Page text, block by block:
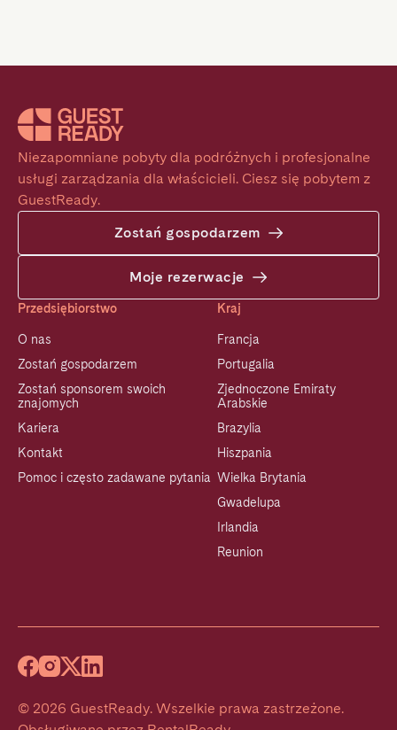
Niezapomniane pobyty dla podróżnych i profesjonalne
usługi zarządzania dla właścicieli. Ciesz się pobytem z
GuestReady.
Zostań gospodarzem
Moje rezerwacje
Przedsiębiorstwo
O nas
Zostań gospodarzem
Zostań sponsorem swoich
znajomych
Kariera
Kontakt
Pomoc i często zadawane pytania
Kraj
Francja
Portugalia
Zjednoczone Emiraty
Arabskie
Brazylia
Hiszpania
Wielka Brytania
Gwadelupa
Irlandia
Reunion
© 2026 GuestReady. Wszelkie prawa zastrzeżone.